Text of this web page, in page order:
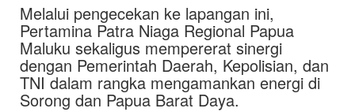
Melalui pengecekan ke lapangan ini,
Pertamina Patra Niaga Regional Papua
Maluku sekaligus mempererat sinergi
dengan Pemerintah Daerah, Kepolisian, dan
TNI dalam rangka mengamankan energi di
Sorong dan Papua Barat Daya.